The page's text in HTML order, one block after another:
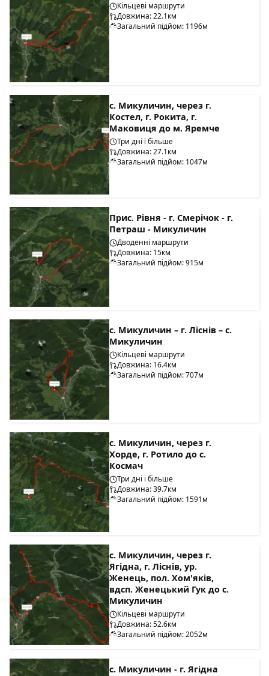
Кільцеві маршрути
Довжина: 22.1км
Загальний підйом: 1196м
с. Микуличин, через г.
Костел, г. Рокита, г.
Маковиця до м. Яремче
Три дні і більше
Довжина: 27.1км
Загальний підйом: 1047м
Прис. Рівня - г. Смерічок - г.
Петраш - Микуличин
Дводенні маршрути
Довжина: 15км
Загальний підйом: 915м
с. Микуличин – г. Ліснів – с.
Микуличин
Кільцеві маршрути
Довжина: 16.4км
Загальний підйом: 707м
с. Микуличин, через г.
Хорде, г. Ротило до с.
Космач
Три дні і більше
Довжина: 39.7км
Загальний підйом: 1591м
с. Микуличин, через г.
Ягідна, г. Ліснів, ур.
Женець, пол. Хом'яків,
вдсп. Женецький Гук до с.
Микуличин
Кільцеві маршрути
Довжина: 52.6км
Загальний підйом: 2052м
с. Микуличин - г. Ягідна